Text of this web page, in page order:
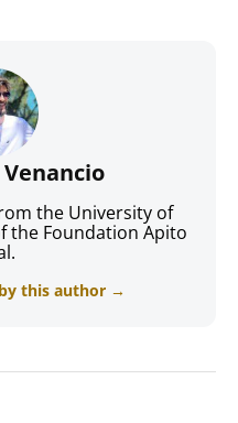
the University of
the Foundation Apito
this author →